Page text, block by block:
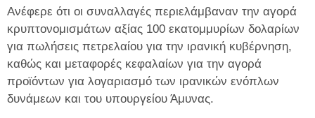
Ανέφερε ότι οι συναλλαγές περιελάμβαναν την αγορά
κρυπτονομισμάτων αξίας 100 εκατομμυρίων δολαρίων
για πωλήσεις πετρελαίου για την ιρανική κυβέρνηση,
καθώς και μεταφορές κεφαλαίων για την αγορά
προϊόντων για λογαριασμό των ιρανικών ενόπλων
δυνάμεων και του υπουργείου Άμυνας.